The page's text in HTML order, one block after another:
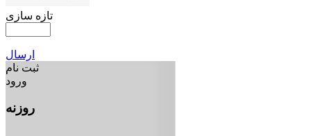
تازه سازی
ارسال
ثبت نام
ورود
روزنه